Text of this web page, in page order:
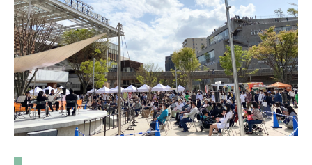
年
6
月
2
4
日